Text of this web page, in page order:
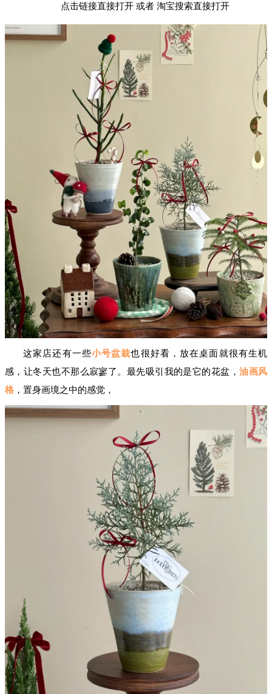
点击链接直接打开 或者 淘宝搜索直接打开
这家店还有一些小号盆栽也很好看，放在桌面就很有生机
感，让冬天也不那么寂寥了。最先吸引我的是它的花盆，油画风
格 ，置身画境之中的感觉，